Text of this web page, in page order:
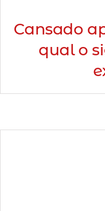
Cansado
qual o